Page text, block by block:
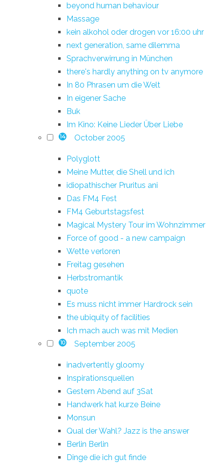
beyond human behaviour
Massage
kein alkohol oder drogen vor 16:00 uhr
next generation, same dilemma
Sprachverwirrung in München
there's hardly anything on tv anymore
In 80 Phrasen um die Welt
In eigener Sache
Buk
Im Kino: Keine Lieder Über Liebe
14 October 2005
Polyglott
Meine Mutter, die Shell und ich
idiopathischer Pruritus ani
Das FM4 Fest
FM4 Geburtstagsfest
Magical Mystery Tour im Wohnzimmer
Force of good - a new campaign
Wette verloren
Freitag gesehen
Herbstromantik
quote
Es muss nicht immer Hardrock sein
the ubiquity of facilities
Ich mach auch was mit Medien
10 September 2005
inadvertently gloomy
Inspirationsquellen
Gestern Abend auf 3Sat
Handwerk hat kurze Beine
Monsun
Qual der Wahl? Jazz is the answer
Berlin Berlin
Dinge die ich gut finde